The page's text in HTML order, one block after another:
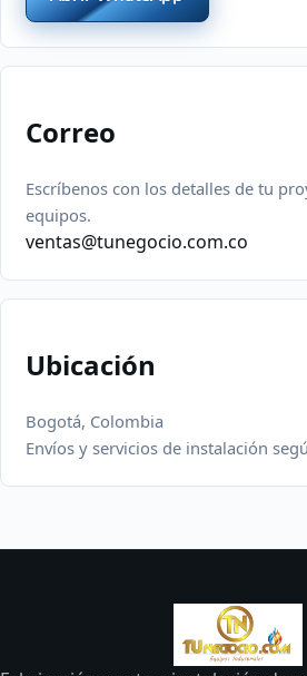
Correo
Escríbenos con los detalles de tu
equipos.
ventas@tunegocio.com.co
Ubicación
Bogotá, Colombia
Envíos y servicios de instalación